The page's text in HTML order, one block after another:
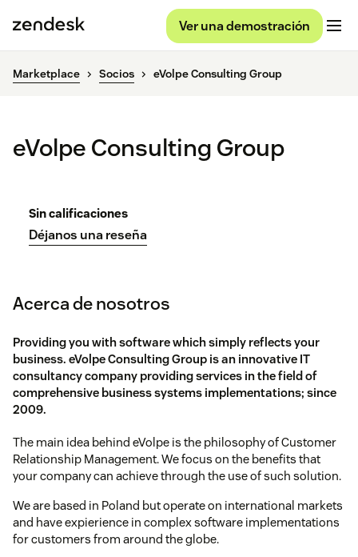
Ver una demostración
Marketplace Socios eVolpe Consulting Group
eVolpe Consulting Group
Sin calificaciones
Déjanos una reseña
Acerca de nosotros
Providing you with software which simply reflects your
business. eVolpe Consulting Group is an innovative IT
consultancy company providing services in the field of
comprehensive business systems implementations; since
2009.
The main idea behind eVolpe is the philosophy of Customer
Relationship Management. We focus on the benefits that
your company can achieve through the use of such solution.
We are based in Poland but operate on international markets
and have expierience in complex software implementations
for customers from around the globe.